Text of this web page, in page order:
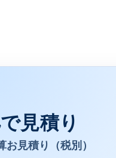
で見積り
お見積り（税別）